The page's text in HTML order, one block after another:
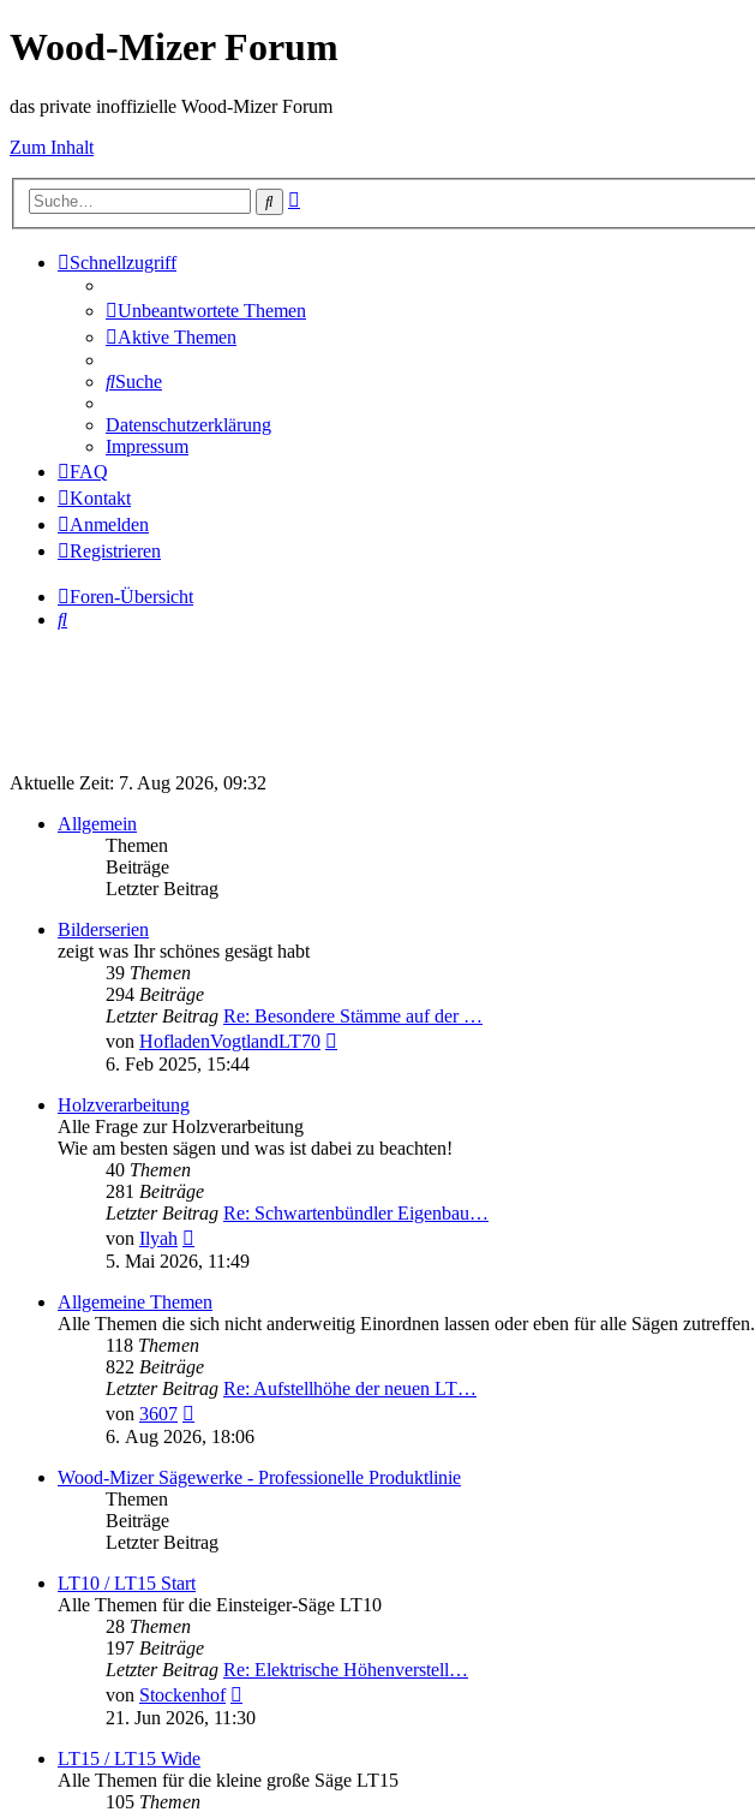
Wood-Mizer Forum
das private inoffizielle Wood-Mizer Forum
Zum Inhalt
Suche
Schnellzugriff
Unbeantwortete Themen
Aktive Themen
Suche
Datenschutzerklärung
Impressum
FAQ
Kontakt
Anmelden
Registrieren
Foren-Übersicht
Suche
Aktuelle Zeit: 7. Aug 2026, 09:32
Allgemein
Themen
Beiträge
Letzter Beitrag
Bilderserien
zeigt was Ihr schönes gesägt habt
39 Themen
294 Beiträge
Letzter Beitrag Re: Besondere Stämme auf der …
von HofladenVogtlandLT70
6. Feb 2025, 15:44
Holzverarbeitung
Alle Frage zur Holzverarbeitung
Wie am besten sägen und was ist dabei zu beachten!
40 Themen
281 Beiträge
Letzter Beitrag Re: Schwartenbündler Eigenbau…
von Ilyah
Beitrag
5. Mai 2026, 11:49
Allgemeine Themen
Alle Themen die sich nicht anderweitig Einordnen lassen oder eben für alle Sägen zutreffen.
118 Themen
822 Beiträge
Letzter Beitrag Re: Aufstellhöhe der neuen LT…
von 3607
Beitrag
6. Aug 2026, 18:06
Wood-Mizer Sägewerke - Professionelle Produktlinie
Themen
Beiträge
Letzter Beitrag
LT10 / LT15 Start
Alle Themen für die Einsteiger-Säge LT10
28 Themen
197 Beiträge
Letzter Beitrag Re: Elektrische Höhenverstell…
von Stockenhof
Beitrag
21. Jun 2026, 11:30
LT15 / LT15 Wide
Alle Themen für die kleine große Säge LT15
105 Themen